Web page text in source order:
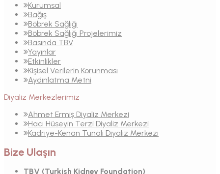
Kurumsal
Bağış
Böbrek Sağlığı
Böbrek Sağlığı Projelerimiz
Basında TBV
Yayınlar
Etkinlikler
Kişisel Verilerin Korunması
Aydınlatma Metni
Diyaliz Merkezlerimiz
Ahmet Ermiş Diyaliz Merkezi
Hacı Hüseyin Terzi Diyaliz Merkezi
Kadriye-Kenan Tunalı Diyaliz Merkezi
Bize Ulaşın
TBV (Turkish Kidney Foundation)